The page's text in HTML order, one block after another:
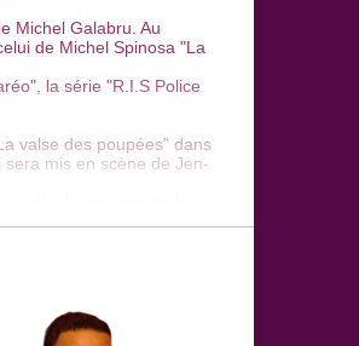
Michel Galabru. Au
de Michel Spinosa "La
la série "R.I.S Police
valse des poupées" dans
mis en scène de Jen-
certains de ses
sera joué pendant plus